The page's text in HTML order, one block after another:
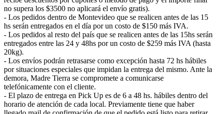
no supera los $3500 no aplicará el envío gratis).
- Los pedidos dentro de Montevideo que se realicen antes de las 15
hs serán entregados en el día por un costo de $150 más IVA.
- Los pedidos al resto del país que se realicen antes de las 15hs serán
entregados entre las 24 y 48hs por un costo de $259 más IVA (hasta
20kg).
- Los envíos podrán retrasarse como excepción hasta 72 hs hábiles
por situaciones especiales que impidan la entrega del mismo. Ante la
demora, Madre Tierra se compromete a comunicarse
telefónicamente con el cliente.
- El plazo de entrega en Pick Up es de 6 a 48 hs. hábiles dentro del
horario de atención de cada local. Previamente tiene que haber